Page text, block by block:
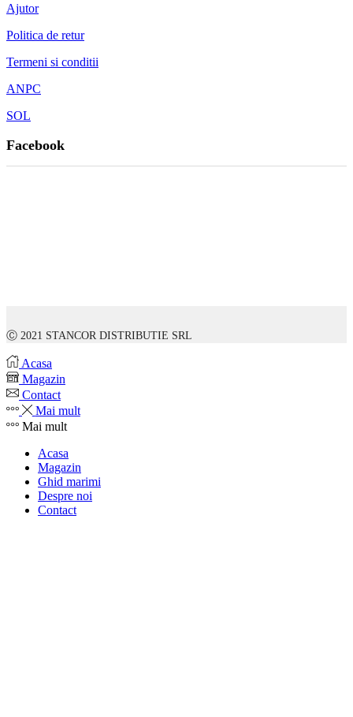
Ajutor
Politica de retur
Termeni si conditii
ANPC
SOL
Facebook
Ⓒ 2021 STANCOR DISTRIBUTIE SRL
Acasa
Magazin
Contact
Mai mult
Mai mult
Acasa
Magazin
Ghid marimi
Despre noi
Contact